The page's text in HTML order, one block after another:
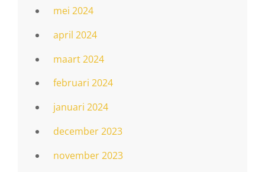
mei 2024
april 2024
maart 2024
februari 2024
januari 2024
december 2023
november 2023